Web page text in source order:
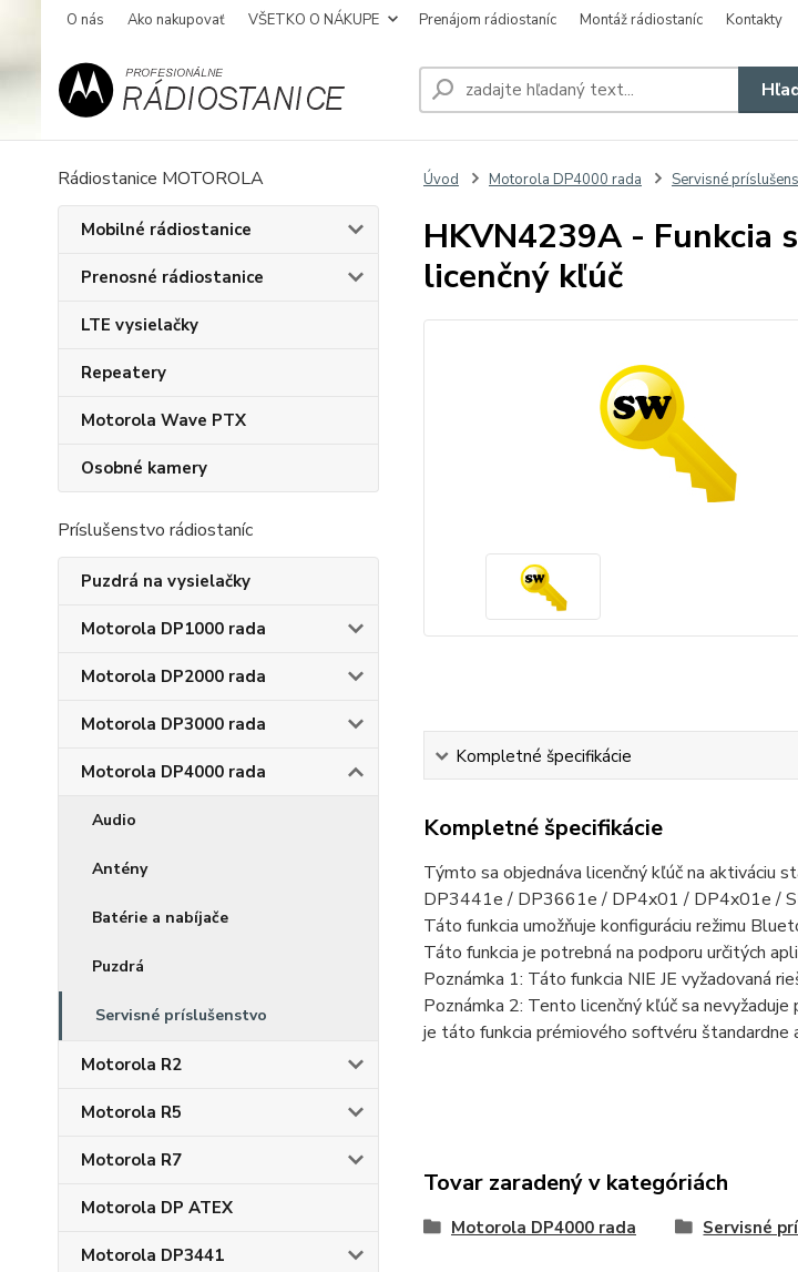
O nás Ako nakupovať VŠETKO O NÁKUPE Prenájom rádiostaníc Montáž rádiostaníc Kontakty
Rádiostanice MOTOROLA
Mobilné rádiostanice
Prenosné rádiostanice
LTE vysielačky
Repeatery
Motorola Wave PTX
Osobné kamery
Príslušenstvo rádiostaníc
Puzdrá na vysielačky
Motorola DP1000 rada
Motorola DP2000 rada
Motorola DP3000 rada
Motorola DP4000 rada
Audio
Antény
Batérie a nabíjače
Puzdrá
Servisné príslušenstvo
Motorola R2
Motorola R5
Motorola R7
Motorola DP ATEX
Motorola DP3441
Úvod Motorola DP4000 rada Servisné
HKVN4239A - Funkcia
licenčný kľúč
Kompletné špecifikácie
Kompletné špecifikácie
Týmto sa objednáva licenčný kľúč na aktiváciu
DP3441e / DP3661e / DP4x01 / DP4x01e /
Táto funkcia umožňuje konfiguráciu režimu
Táto funkcia je potrebná na podporu určitých
Poznámka 1: Táto funkcia NIE JE vyžadovaná
Poznámka 2: Tento licenčný kľúč sa
je táto funkcia prémiového softvéru štandardne
Tovar zaradený v kategóriách
Motorola DP4000 rada Servisné